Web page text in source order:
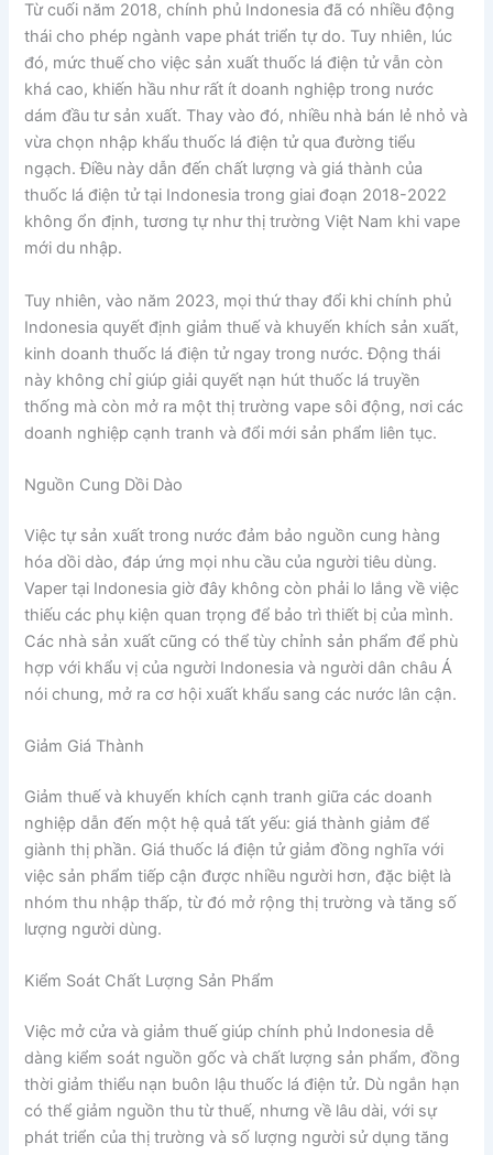
Từ cuối năm 2018, chính phủ Indonesia đã có nhiều động
thái cho phép ngành vape phát triển tự do. Tuy nhiên, lúc
đó, mức thuế cho việc sản xuất thuốc lá điện tử vẫn còn
khá cao, khiến hầu như rất ít doanh nghiệp trong nước
dám đầu tư sản xuất. Thay vào đó, nhiều nhà bán lẻ nhỏ và
vừa chọn nhập khẩu thuốc lá điện tử qua đường tiểu
ngạch. Điều này dẫn đến chất lượng và giá thành của
thuốc lá điện tử tại Indonesia trong giai đoạn 2018-2022
không ổn định, tương tự như thị trường Việt Nam khi vape
mới du nhập.
Tuy nhiên, vào năm 2023, mọi thứ thay đổi khi chính phủ
Indonesia quyết định giảm thuế và khuyến khích sản xuất,
kinh doanh thuốc lá điện tử ngay trong nước. Động thái
này không chỉ giúp giải quyết nạn hút thuốc lá truyền
thống mà còn mở ra một thị trường vape sôi động, nơi các
doanh nghiệp cạnh tranh và đổi mới sản phẩm liên tục.
Nguồn Cung Dồi Dào
Việc tự sản xuất trong nước đảm bảo nguồn cung hàng
hóa dồi dào, đáp ứng mọi nhu cầu của người tiêu dùng.
Vaper tại Indonesia giờ đây không còn phải lo lắng về việc
thiếu các phụ kiện quan trọng để bảo trì thiết bị của mình.
Các nhà sản xuất cũng có thể tùy chỉnh sản phẩm để phù
hợp với khẩu vị của người Indonesia và người dân châu Á
nói chung, mở ra cơ hội xuất khẩu sang các nước lân cận.
Giảm Giá Thành
Giảm thuế và khuyến khích cạnh tranh giữa các doanh
nghiệp dẫn đến một hệ quả tất yếu: giá thành giảm để
giành thị phần. Giá thuốc lá điện tử giảm đồng nghĩa với
việc sản phẩm tiếp cận được nhiều người hơn, đặc biệt là
nhóm thu nhập thấp, từ đó mở rộng thị trường và tăng số
lượng người dùng.
Kiểm Soát Chất Lượng Sản Phẩm
Việc mở cửa và giảm thuế giúp chính phủ Indonesia dễ
dàng kiểm soát nguồn gốc và chất lượng sản phẩm, đồng
thời giảm thiểu nạn buôn lậu thuốc lá điện tử. Dù ngắn hạn
có thể giảm nguồn thu từ thuế, nhưng về lâu dài, với sự
phát triển của thị trường và số lượng người sử dụng tăng